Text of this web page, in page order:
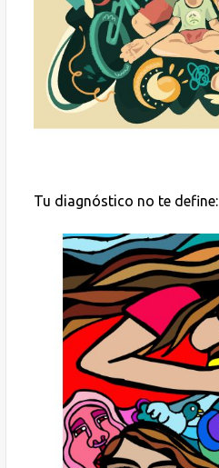
Tu diagnóstico no te define: